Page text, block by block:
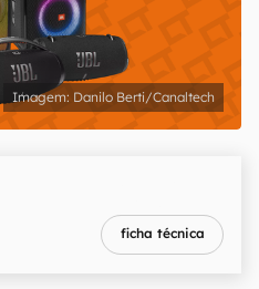
Danilo Berti/Canaltech
ficha técnica